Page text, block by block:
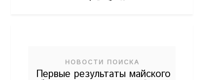
НОВОСТИ ПОИСКА
Первые результаты майского